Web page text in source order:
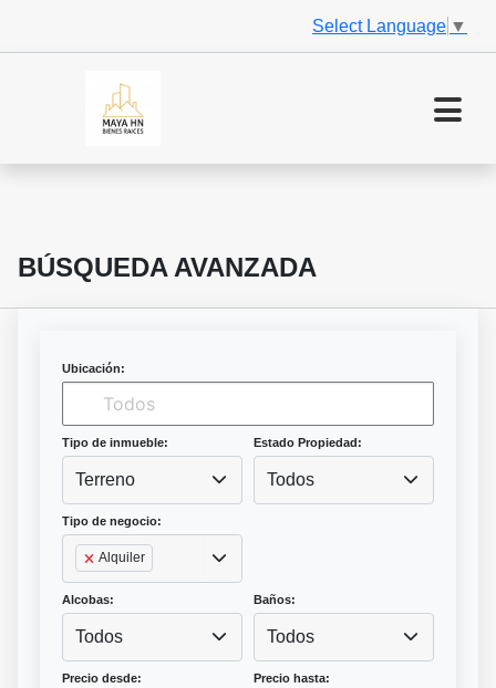
Select Language ▼
BÚSQUEDA AVANZADA
Ubicación:
Tipo de inmueble:
Terreno
Estado Propiedad:
Todos
Tipo de negocio:
Alquiler
Alcobas:
Todos
Baños:
Todos
Precio desde: Precio hasta: